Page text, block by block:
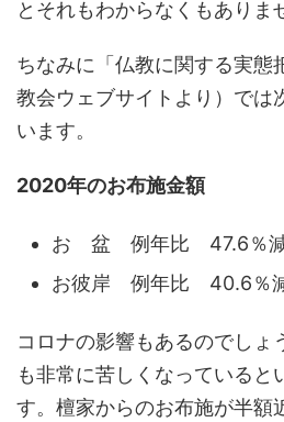
とそれもわからなくもありま
ちなみに「仏教に関する実態
教会ウェブサイトより）では
います。
2020年のお布施金額
お 盆 例年比 47.6％
お彼岸 例年比 40.6％
コロナの影響もあるのでしょ
も非常に苦しくなっていると
す。檀家からのお布施が半額